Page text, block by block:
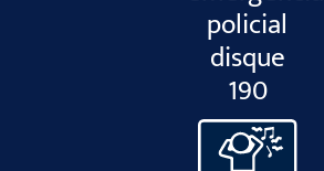
policial
disque
190